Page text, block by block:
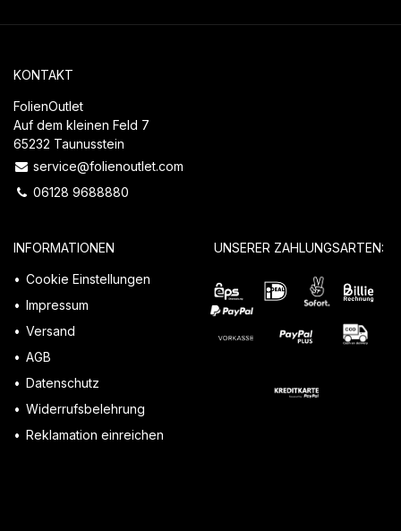
KONTAKT
FolienOutlet
Auf dem kleinen Feld 7
65232 Taunusstein
service@folienoutlet.com
06128 9688880
INFORMATIONEN
Cookie Einstellungen
Impressum
Versand
AGB
Datenschutz
Widerrufsbelehrung
Reklamation einreichen
UNSERER ZAHLUNGSARTEN: